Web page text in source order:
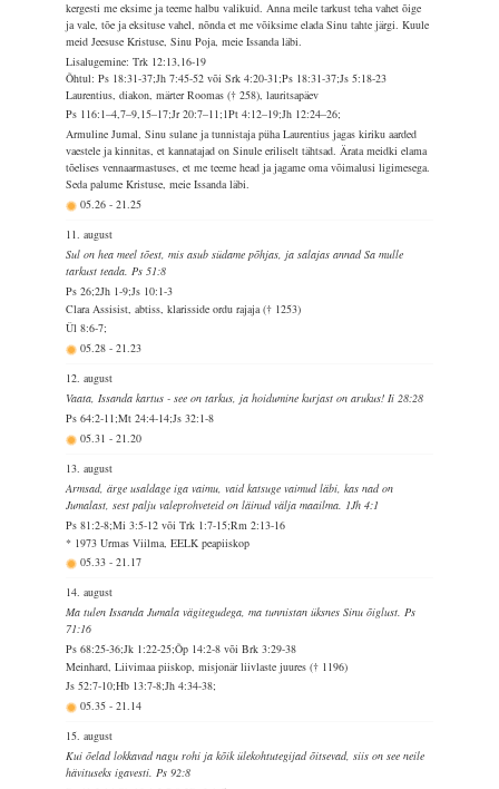
kergesti me eksime ja teeme halbu valikuid. Anna meile tarkust teha vahet õige
ja vale, tõe ja eksituse vahel, nõnda et me võiksime elada Sinu tahte järgi. Kuule
meid Jeesuse Kristuse, Sinu Poja, meie Issanda läbi.
Lisalugemine: Trk 12:13,16-19
Õhtul: Ps 18:31-37;Jh 7:45-52 või Srk 4:20-31;Ps 18:31-37;Js 5:18-23
Laurentius, diakon, märter Roomas († 258), lauritsapäev
Ps 116:1–4,7–9,15–17;Jr 20:7–11;1Pt 4:12–19;Jh 12:24–26;
Armuline Jumal, Sinu sulane ja tunnistaja püha Laurentius jagas kiriku aarded
vaestele ja kinnitas, et kannatajad on Sinule eriliselt tähtsad. Ärata meidki elama
tõelises vennaarmastuses, et me teeme head ja jagame oma võimalusi ligimesega.
Seda palume Kristuse, meie Issanda läbi.
05.26-21.25
11. august
Sul on hea meel tõest, mis asub südame põhjas, ja salajas annad Sa mulle
tarkust teada. Ps 51:8
Ps 26;2Jh 1-9;Js 10:1-3
Clara Assisist, abtiss, klarisside ordu rajaja († 1253)
Ül 8:6-7;
05.28-21.23
12. august
Vaata, Issanda kartus - see on tarkus, ja hoidumine kurjast on arukus! Ii 28:28
Ps 64:2-11;Mt 24:4-14;Js 32:1-8
05.31-21.20
13. august
Armsad, ärge usaldage iga vaimu, vaid katsuge vaimud läbi, kas nad on
Jumalast, sest palju valeprohveteid on läinud välja maailma. 1Jh 4:1
Ps 81:2-8;Mi 3:5-12 või Trk 1:7-15;Rm 2:13-16
* 1973 Urmas Viilma, EELK peapiiskop
05.33-21.17
14. august
Ma tulen Issanda Jumala vägitegudega, ma tunnistan üksnes Sinu õiglust. Ps
71:16
Ps 68:25-36;Jk 1:22-25;Õp 14:2-8 või Brk 3:29-38
Meinhard, Liivimaa piiskop, misjonär liivlaste juures († 1196)
Js 52:7-10;Hb 13:7-8;Jh 4:34-38;
05.35-21.14
15. august
Kui õelad lokkavad nagu rohi ja kõik ülekohtutegijad õitsevad, siis on see neile
hävituseks igavesti. Ps 92:8